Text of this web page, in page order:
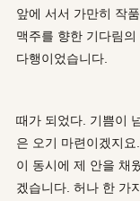
앞에 서서 가만히 작
맥주를 향한 기다림
다행이었습니다.
때가 되었다. 기쁨이
은 오기 마련이겠지
이 동시에 제 안을 채
겠습니다. 허나 한 가